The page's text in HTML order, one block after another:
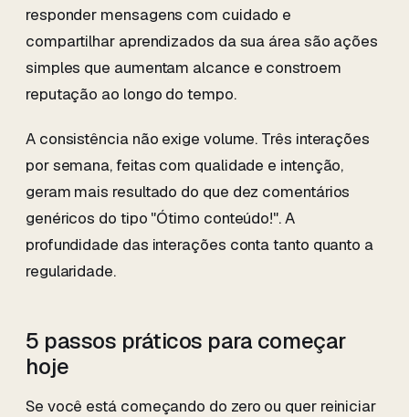
responder mensagens com cuidado e
compartilhar aprendizados da sua área são ações
simples que aumentam alcance e constroem
reputação ao longo do tempo.
A consistência não exige volume. Três interações
por semana, feitas com qualidade e intenção,
geram mais resultado do que dez comentários
genéricos do tipo "Ótimo conteúdo!". A
profundidade das interações conta tanto quanto a
regularidade.
5 passos práticos para começar
hoje
Se você está começando do zero ou quer reiniciar